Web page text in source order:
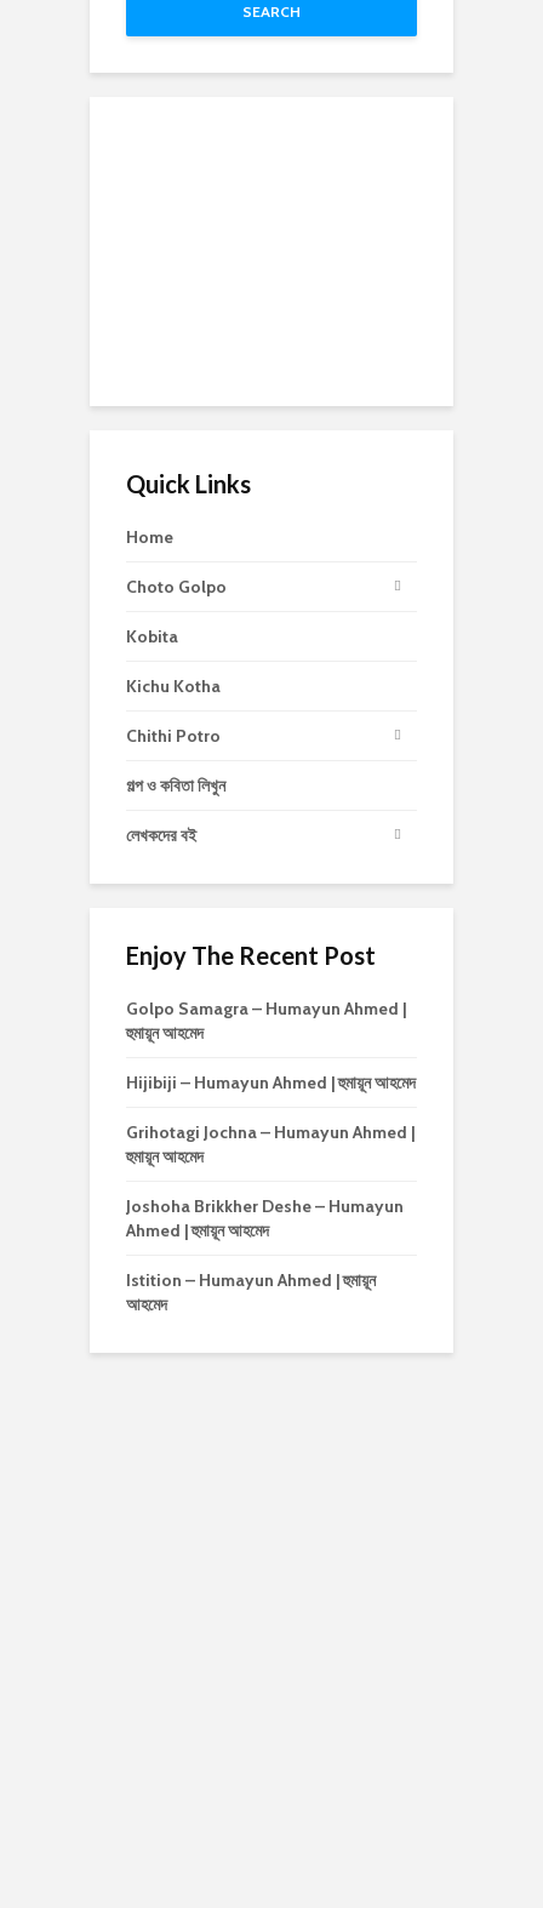
SEARCH
Quick Links
Home
Choto Golpo
Kobita
Kichu Kotha
Chithi Potro
গল্প ও কবিতা লিখুন
লেখকদের বই
Enjoy The Recent Post
Golpo Samagra – Humayun Ahmed |
হুমায়ূন আহমেদ
Hijibiji – Humayun Ahmed | হুমায়ূন আহমেদ
Grihotagi Jochna – Humayun Ahmed |
হুমায়ূন আহমেদ
Joshoha Brikkher Deshe – Humayun
Ahmed | হুমায়ূন আহমেদ
Istition – Humayun Ahmed | হুমায়ূন
আহমেদ